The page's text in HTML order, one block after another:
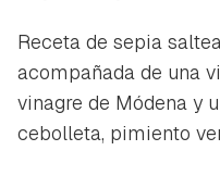
Receta de sepia
acompañada de una
vinagre de Módena y
cebolleta, pimiento